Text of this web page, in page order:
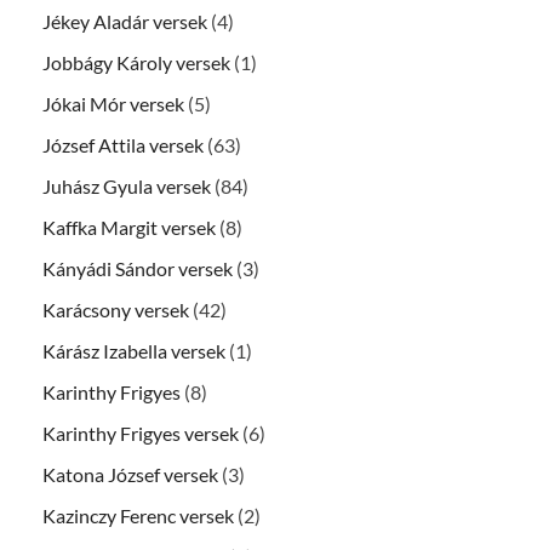
Jékey Aladár versek (4)
Jobbágy Károly versek (1)
Jókai Mór versek (5)
József Attila versek (63)
Juhász Gyula versek (84)
Kaffka Margit versek (8)
Kányádi Sándor versek (3)
Karácsony versek (42)
Kárász Izabella versek (1)
Karinthy Frigyes (8)
Karinthy Frigyes versek (6)
Katona József versek (3)
Kazinczy Ferenc versek (2)